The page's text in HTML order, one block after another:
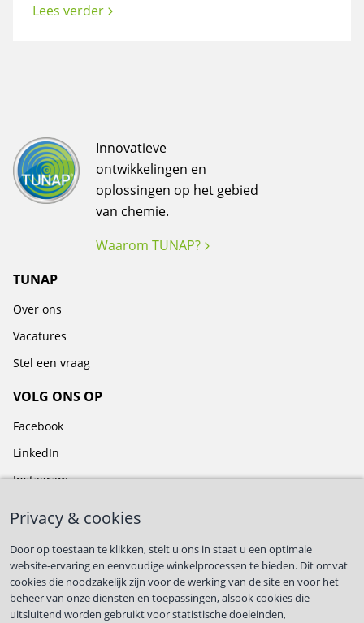
Lees verder
Innovatieve
ontwikkelingen en
oplossingen op het gebied
van chemie.
Waarom TUNAP?
TUNAP
Over ons
Vacatures
Stel een vraag
VOLG ONS OP
Facebook
LinkedIn
Instagram
BLIJF OP DE HOOGTE
First name*
Privacy & cookies
Door op toestaan te klikken, stelt u ons in staat u een optimale
website-ervaring en eenvoudige winkelprocessen te bieden. Dit omvat
cookies die noodzakelijk zijn voor de werking van de site en voor het
beheer van onze diensten en toepassingen, alsook cookies die
uitsluitend worden gebruikt voor statistische doeleinden,